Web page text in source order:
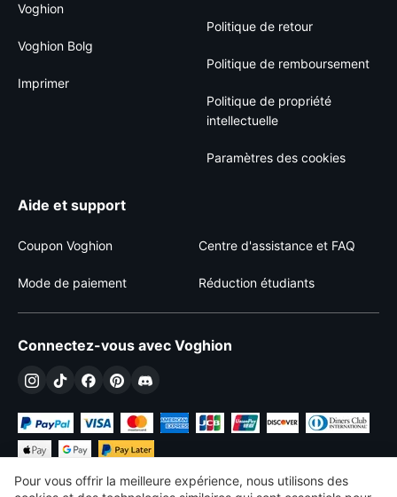
Voghion
Voghion Bolg
Imprimer
Politique de retour
Politique de remboursement
Politique de propriété
intellectuelle
Paramètres des cookies
Aide et support
Coupon Voghion Centre d'assistance et FAQ
Mode de paiement Réduction étudiants
Connectez-vous avec Voghion
Pour vous offrir la meilleure expérience, nous utilisons des